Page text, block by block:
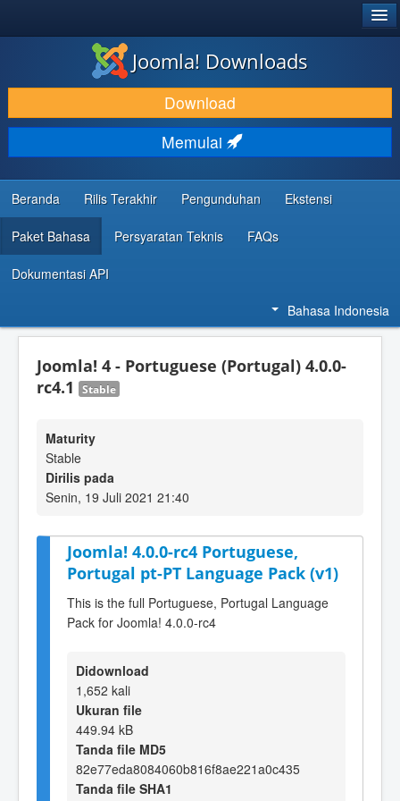
DOWNLOAD & KEMBANGKAN
TEMUKAN & PELAJARI
DUKUNGAN & KOMUNITAS
REFERENSI DEVELOPER
Joomla! Downloads
Download
Memulai
Beranda Rilis Terakhir Pengunduhan Ekstensi
Paket Bahasa Persyaratan Teknis FAQs
Dokumentasi API
Bahasa Indonesia
Joomla! 4 - Portuguese (Portugal) 4.0.0-
rc4.1
Stable
Maturity
Stable
Dirilis pada
Senin, 19 Juli 2021 21:40
Joomla! 4.0.0-rc4 Portuguese,
Portugal pt-PT Language Pack (v1)
This is the full Portuguese, Portugal Language
Pack for Joomla! 4.0.0-rc4
Didownload
1,652 kali
Ukuran file
449.94 kB
Tanda file MD5
82e77eda8084060b816f8ae221a0c435
Tanda file SHA1